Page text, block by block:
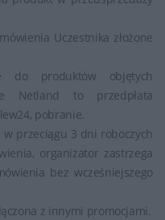
Uczestnika złożone
do produktów objętych
Netland to przedpłata
pobranie.
przeciągu 3 dni roboczych
organizator zastrzega
bez wcześniejszego
z innymi promocjami.